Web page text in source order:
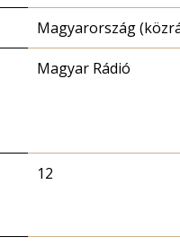
Magyarország
Magyar Rádió
12